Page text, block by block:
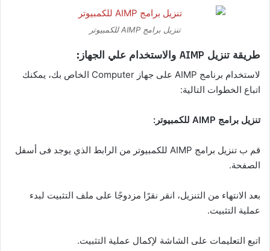
تنزيل برامج AIMP للكمبيوتر
طريقة تنزيل AIMP والاستخدام علي الجهاز:
لاستخدام برنامج AIMP على جهاز Computer الخاص بك، يمكنك
اتباع الخطوات التالية:
تنزيل برامج AIMP للكمبيوتر:
قم ب تنزيل برامج AIMP للكمبيوتر من الرابط الذي يوجد فى أسفل
الصفحة.
بعد الانتهاء من التنزيل، انقر نقرًا مزدوجًا على ملف التثبيت لبدء
عملية التثبيت.
اتبع التعليمات على الشاشة لإكمال عملية التثبيت.